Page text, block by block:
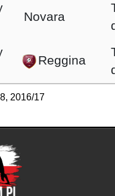
Novara
Reggina
, 2016/17